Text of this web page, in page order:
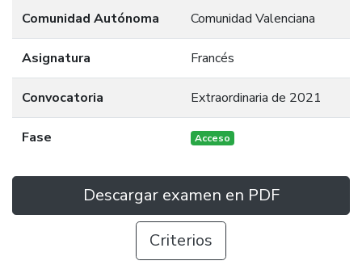
Comunidad Autónoma Comunidad Valenciana
Asignatura Francés
Convocatoria Extraordinaria de 2021
Fase Acceso
Descargar examen en PDF
Criterios